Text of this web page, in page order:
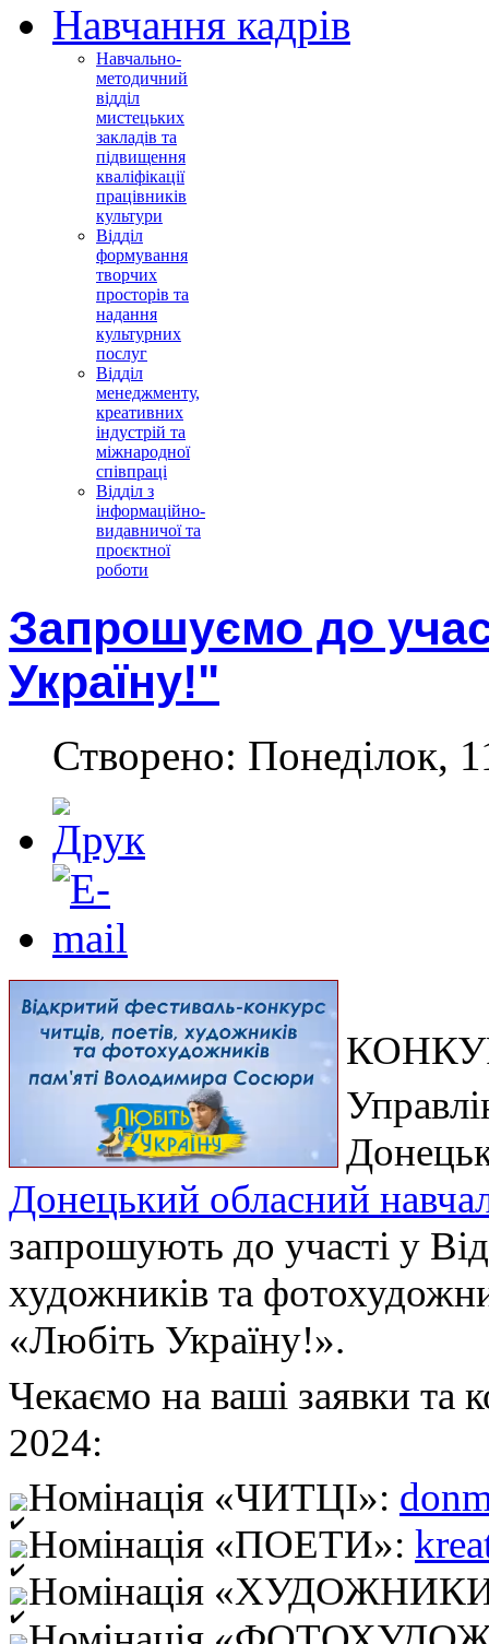
Навчання кадрів
Навчально-
методичний
відділ
мистецьких
закладів та
підвищення
кваліфікації
працівників
культури
Відділ
формування
творчих
просторів та
надання
культурних
послуг
Відділ
менеджменту,
креативних
індустрій та
міжнародної
співпраці
Відділ з
інформаційно-
видавничої та
проєктної
роботи
Запрошуємо до
Україну!"
Створено: Понеділок,
Донецький обласний
запрошують до участі у
художників та
«Любіть Україну!».
Чекаємо на ваші заявки та
2024:
Номінація «ЧИТЦІ»:
Номінація «ПОЕТИ»:
Номінація